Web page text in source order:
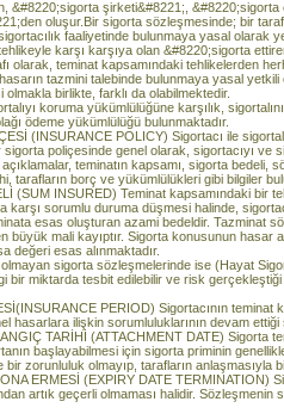
&#8220;sigorta şirketi&#8221;,
oluşur.Bir sigorta sözleşmesinde; bir
faaliyetinde bulunmaya yasal olarak
karşı karşıya olan &#8220;sigorta
olarak, teminat kapsamındaki tehlikelerden
tazmini talebinde bulunmaya yasal
olmakla birlikte, farklı da olabilmektedir.
koruma yükümlülüğüne karşılık,
ödeme yükümlülüğü bulunmaktadır.
(INSURANCE POLICY) Sigortacı ile
poliçesinde genel olarak, sigortacıyı ve
teminatın kapsamı, sigorta bedeli,
tarafların borç ve yükümlülükleri gibi bilgiler
(SUM INSURED) Teminat kapsamındaki bir
karşı sorumlu duruma düşmesi halinde,
esas oluşturan azami bedeldir. Tazminat
büyük mali kayıptır. Sigorta konusunun hasar
değeri esas alınmaktadır.
sigorta sözleşmelerinde ise (Hayat
bir miktarda tesbit edilebilir ve risk
PERIOD) Sigortacının teminat
hasarlara ilişkin sorumluluklarının devam ettiği
TARİHİ (ATTACHMENT DATE) Sigorta
başlayabilmesi için sigorta priminin
zorunluluk olmayıp, tarafların anlaşmasıyla
ERMESİ (EXPIRY DATE TERMINATION)
artık geçerli olmaması halidir.